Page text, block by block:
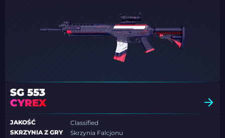
SG 553
CYREX
JAKOŚĆ
Classified
SKRZYNIA Z GRY
Skrzynia Falcjonu